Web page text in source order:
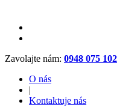
Zavolajte nám: 0948 075 102
O nás
|
Kontaktuje nás